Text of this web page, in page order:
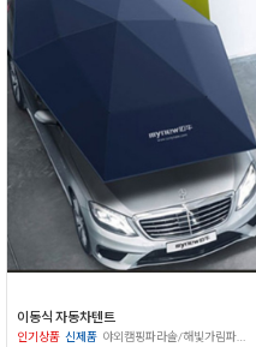
이동식 자동차텐트
인기상품 신제품 야외캠핑파라솔/해빛가림파라솔